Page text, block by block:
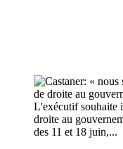
L'exécutif souhaite
droite au
des 11 et 18 juin,...